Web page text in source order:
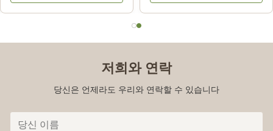
저희와 연락
당신은 언제라도 우리와 연락할 수 있습니다